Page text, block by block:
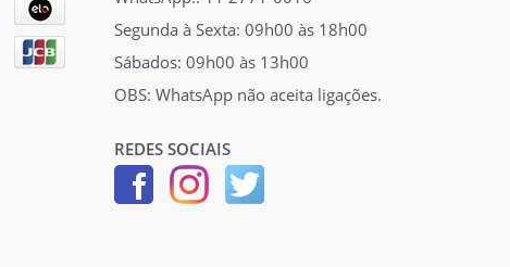
Segunda à Sexta: 09h00 às 18h00
Sábados: 09h00 às 13h00
OBS: WhatsApp não aceita ligações.
REDES SOCIAIS